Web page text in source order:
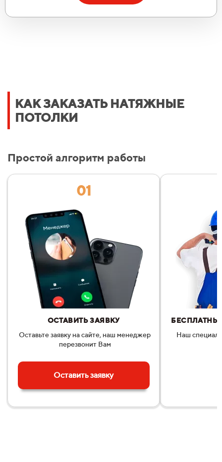
КАК ЗАКАЗАТЬ НАТЯЖНЫЕ
ПОТОЛКИ
Простой алгоритм работы
01
ОСТАВИТЬ ЗАЯВКУ
Оставьте заявку на сайте, наш менеджер
перезвонит Вам
Оставить заявку
Наш